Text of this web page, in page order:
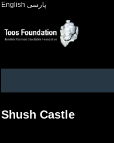
English پارسی
Shush Castle